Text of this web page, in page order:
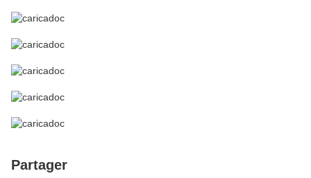
Partager